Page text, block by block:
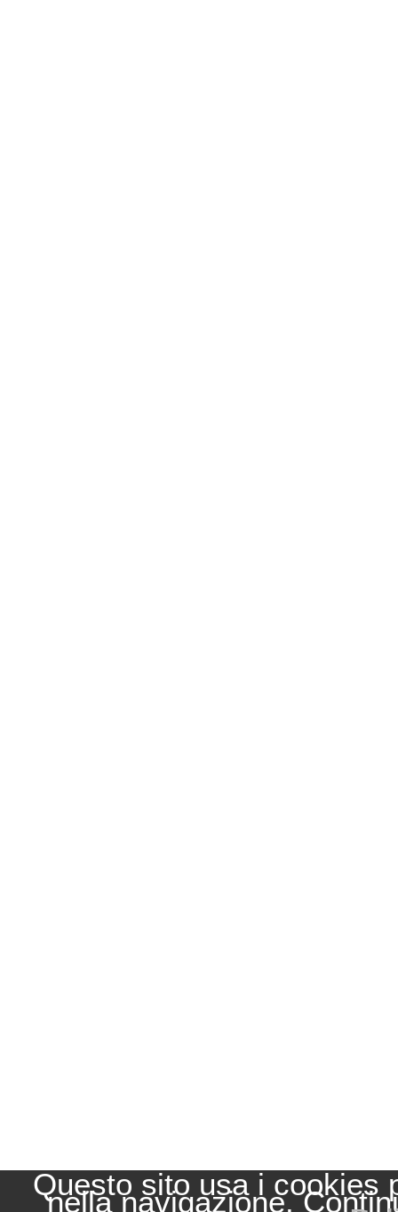
Questo sito usa i cookies
nella navigazione.